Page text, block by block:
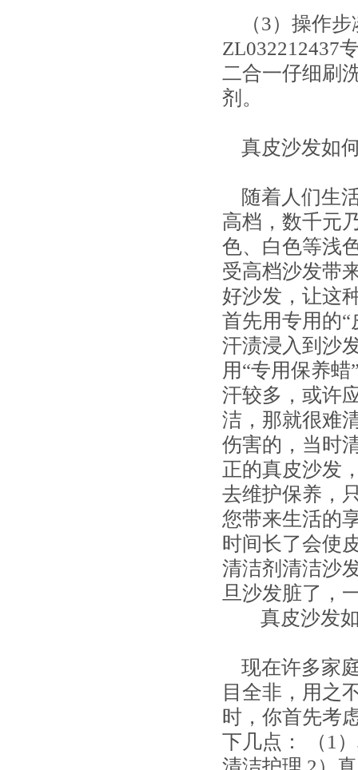
（3）操作步
ZL032212437
二合一仔细刷
剂。
真皮沙发如
随着人们生
高档，数千元
色、白色等浅
受高档沙发带
好沙发，让这
首先用专用的
汗渍浸入到沙
用“专用保养
汗较多，或许
洁，那就很难
伤害的，当时
正的真皮沙发
去维护保养，
您带来生活的
时间长了会使
清洁剂清洁沙
旦沙发脏了，
真皮沙发如
现在许多家
目全非，用之
时，你首先考
下几点： （1